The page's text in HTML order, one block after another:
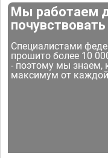
Мы работаем
Специалистами
прошито более 10
- поэтому мы знаем,
максимум от